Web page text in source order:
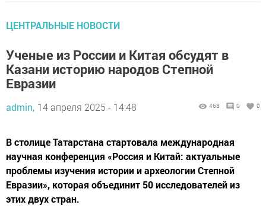
ЦЕНТРАЛЬНЫЕ НОВОСТИ
Ученые из России и Китая обсудят в
Казани историю народов Степной
Евразии
admin, 14 апреля 2025 - 14:48 468 0 0
В столице Татарстана стартовала международная
научная конференция «Россия и Китай: актуальные
проблемы изучения истории и археологии Степной
Евразии», которая объединит 50 исследователей из
этих двух стран.